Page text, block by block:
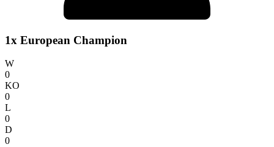
1x European Champion
W
0
KO
0
L
0
D
0